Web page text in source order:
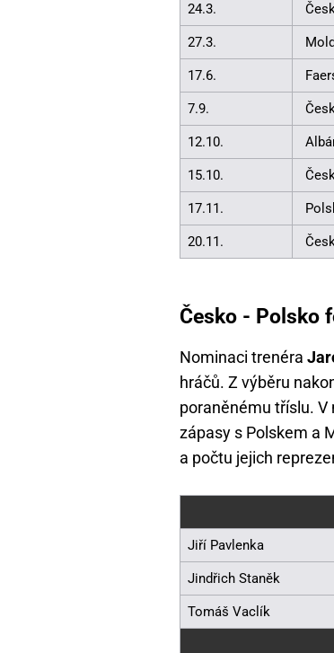
24.3.
27.3.
17.6.
7.9.
12.10.
15.10.
17.11.
20.11.
Česko - Polsko
Nominaci trenéra
hráčů. Z výběru
poraněnému tříslu.
zápasy s Polskem a
a počtu jejich
Jiří Pavlenka
Jindřich Staněk
Tomáš Vaclík